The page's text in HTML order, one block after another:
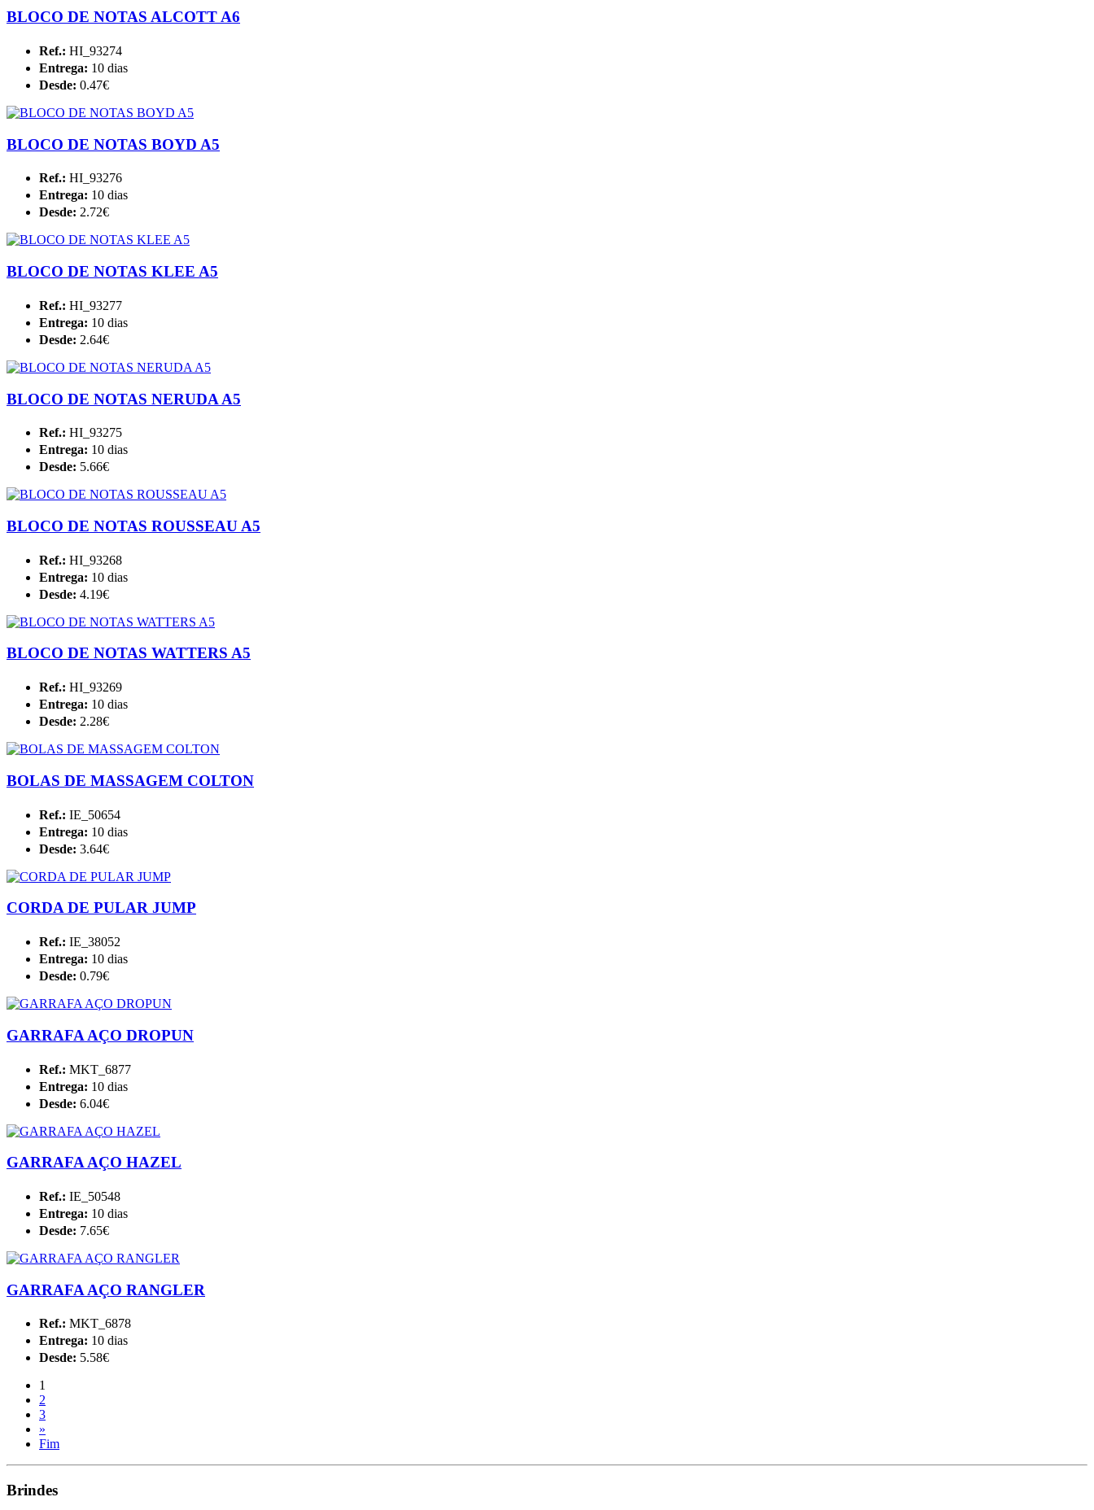
BLOCO DE NOTAS ALCOTT A6
Ref.: HI_93274
Entrega: 10 dias
Desde: 0.47€
BLOCO DE NOTAS BOYD A5
Ref.: HI_93276
Entrega: 10 dias
Desde: 2.72€
BLOCO DE NOTAS KLEE A5
Ref.: HI_93277
Entrega: 10 dias
Desde: 2.64€
BLOCO DE NOTAS NERUDA A5
Ref.: HI_93275
Entrega: 10 dias
Desde: 5.66€
BLOCO DE NOTAS ROUSSEAU A5
Ref.: HI_93268
Entrega: 10 dias
Desde: 4.19€
BLOCO DE NOTAS WATTERS A5
Ref.: HI_93269
Entrega: 10 dias
Desde: 2.28€
BOLAS DE MASSAGEM COLTON
Ref.: IE_50654
Entrega: 10 dias
Desde: 3.64€
CORDA DE PULAR JUMP
Ref.: IE_38052
Entrega: 10 dias
Desde: 0.79€
GARRAFA AÇO DROPUN
Ref.: MKT_6877
Entrega: 10 dias
Desde: 6.04€
GARRAFA AÇO HAZEL
Ref.: IE_50548
Entrega: 10 dias
Desde: 7.65€
GARRAFA AÇO RANGLER
Ref.: MKT_6878
Entrega: 10 dias
Desde: 5.58€
1
2
3
»
Fim
Brindes